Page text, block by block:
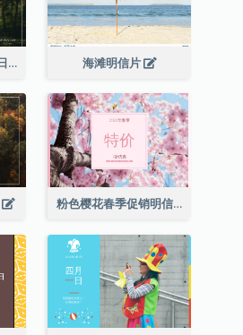
深绿色森林照片地球日明信片 海滩明信片
粉色樱花春季促销明信片